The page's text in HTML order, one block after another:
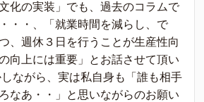
化の実装」でも、過去のコラムで
・・、「就業時間を減らし、で
、週休３日を行うことが生産性向
向上には重要」とお話させて頂い
ながら、実は私自身も「誰も相手
なあ・・」と思いながらのお願い